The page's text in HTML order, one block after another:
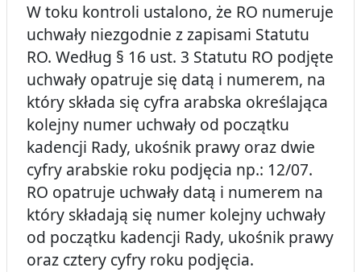
W toku kontroli ustalono, że RO numeruje
uchwały niezgodnie z zapisami Statutu
RO. Według § 16 ust. 3 Statutu RO podjęte
uchwały opatruje się datą i numerem, na
który składa się cyfra arabska określająca
kolejny numer uchwały od początku
kadencji Rady, ukośnik prawy oraz dwie
cyfry arabskie roku podjęcia np.: 12/07.
RO opatruje uchwały datą i numerem na
który składają się numer kolejny uchwały
od początku kadencji Rady, ukośnik prawy
oraz cztery cyfry roku podjęcia.